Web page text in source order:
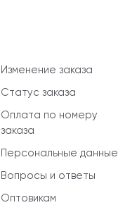
Изменение заказа
Статус заказа
Оплата по номеру
заказа
Персональные данные
Вопросы и ответы
Оптовикам